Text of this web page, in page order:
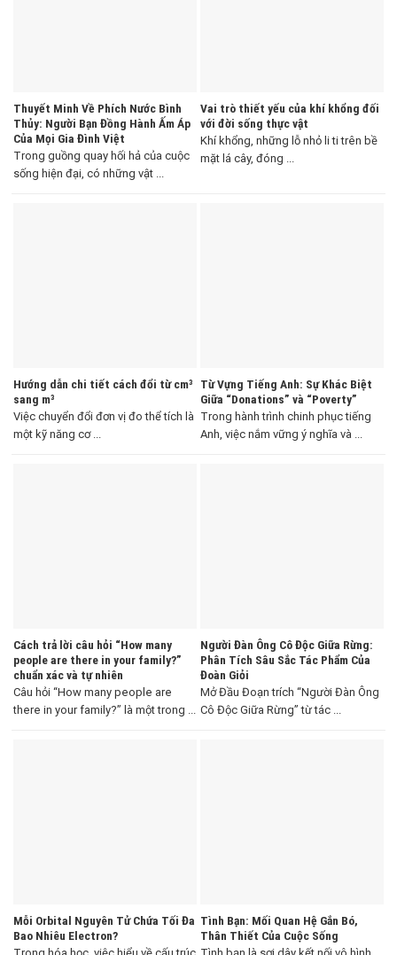
Thuyết Minh Về Phích Nước Bình
Thủy: Người Bạn Đồng Hành Ấm Áp
Của Mọi Gia Đình Việt
Trong guồng quay hối hả của cuộc
sống hiện đại, có những vật ...
Vai trò thiết yếu của khí khổng đối
với đời sống thực vật
Khí khổng, những lỗ nhỏ li ti trên bề
mặt lá cây, đóng ...
Hướng dẫn chi tiết cách đổi từ cm³
sang m³
Việc chuyển đổi đơn vị đo thể tích là
một kỹ năng cơ ...
Từ Vựng Tiếng Anh: Sự Khác Biệt
Giữa “Donations” và “Poverty”
Trong hành trình chinh phục tiếng
Anh, việc nắm vững ý nghĩa và ...
Cách trả lời câu hỏi “How many
people are there in your family?”
chuẩn xác và tự nhiên
Câu hỏi “How many people are
there in your family?” là một trong ...
Người Đàn Ông Cô Độc Giữa Rừng:
Phân Tích Sâu Sắc Tác Phẩm Của
Đoàn Giỏi
Mở Đầu Đoạn trích “Người Đàn Ông
Cô Độc Giữa Rừng” từ tác ...
Mỗi Orbital Nguyên Tử Chứa Tối Đa
Bao Nhiêu Electron?
Tình Bạn: Mối Quan Hệ Gắn Bó,
Thân Thiết Của Cuộc Sống